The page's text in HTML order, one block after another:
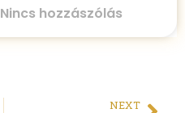
Nincs hozzászólás
NEXT